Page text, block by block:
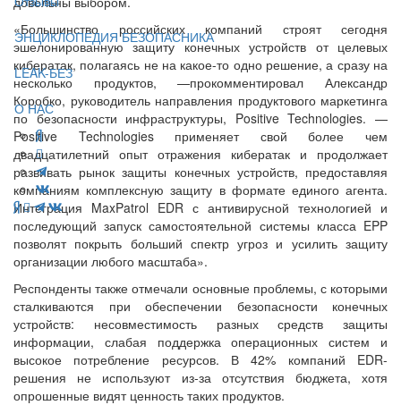
ЭНЦИКЛОПЕДИЯ БЕЗОПАСНИКА
LEAK-БЕЗ
О НАС
«Большинство российских компаний строят сегодня
эшелонированную защиту конечных устройств от целевых
кибератак, полагаясь не на какое-то одно решение, а сразу на
несколько продуктов, —прокомментировал Александр
Коробко, руководитель направления продуктового маркетинга
по безопасности инфраструктуры, Positive Technologies. —
Positive Technologies применяет свой более чем
двадцатилетний опыт отражения кибератак и продолжает
развивать рынок защиты конечных устройств, предоставляя
компаниям комплексную защиту в формате единого агента.
Интеграция MaxPatrol EDR с антивирусной технологией и
последующий запуск самостоятельной системы класса EPP
позволят покрыть больший спектр угроз и усилить защиту
организации любого масштаба».
Респонденты также отмечали основные проблемы, с которыми
сталкиваются при обеспечении безопасности конечных
устройств: несовместимость разных средств защиты
информации, слабая поддержка операционных систем и
высокое потребление ресурсов. В 42% компаний EDR-
решения не используют из-за отсутствия бюджета, хотя
опрошенные видят ценность таких продуктов.